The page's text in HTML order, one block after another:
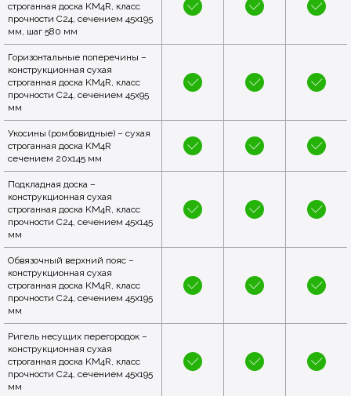
строганная доска KM4R, класс
прочности C24, сечением 45x195
мм, шаг 580 мм
Горизонтальные поперечины –
конструкционная сухая
строганная доска KM4R, класс
прочности C24, сечением 45x95
мм
Укосины (ромбовидные) – сухая
строганная доска KM4R
сечением 20x145 мм
Подкладная доска –
конструкционная сухая
строганная доска KM4R, класс
прочности C24, сечением 45x145
мм
Обвязочный верхний пояс –
конструкционная сухая
строганная доска KM4R, класс
прочности C24, сечением 45x195
мм
Ригель несущих перегородок –
конструкционная сухая
строганная доска KM4R, класс
прочности C24, сечением 45x195
мм